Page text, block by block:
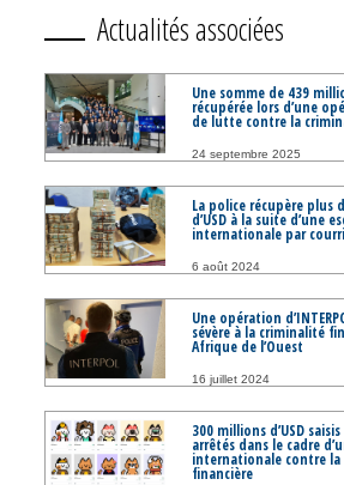
Actualités associées
Une somme de 439
récupérée lors d’une
de lutte contre la
24 septembre 2025
La police récupère plus
d’USD à la suite d’une
internationale par
6 août 2024
Une opération
sévère à la criminalité
Afrique de l’Ouest
16 juillet 2024
300 millions d’USD
arrêtés dans le cadre
internationale contre
financière